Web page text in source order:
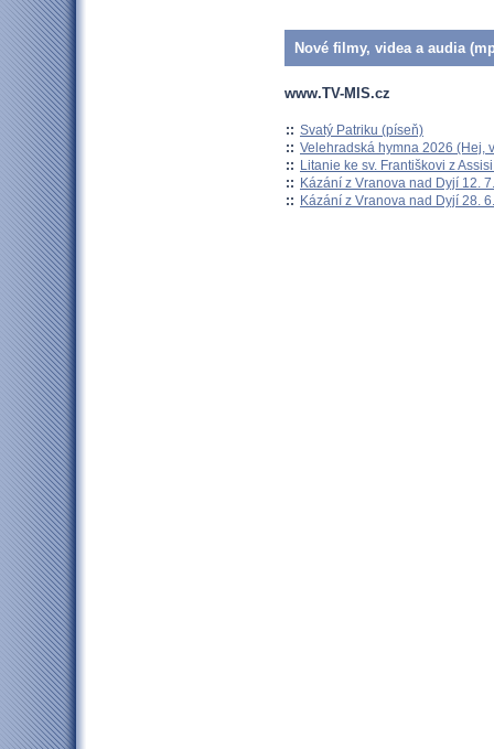
Nové filmy, videa a audia
www.TV-MIS.cz
:: Svatý Patriku (píseň)
:: Velehradská hymna 2026 (Hej,
:: Litanie ke sv. Františkovi z
:: Kázání z Vranova nad Dyjí 12.
:: Kázání z Vranova nad Dyjí 28.